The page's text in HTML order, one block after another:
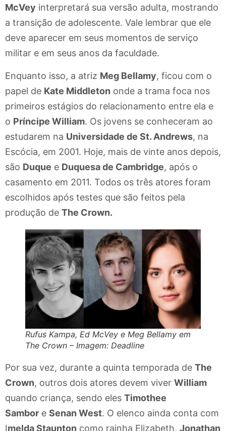
McVey interpretará sua versão adulta, mostrando
a transição de adolescente. Vale lembrar que ele
deve aparecer em seus momentos de serviço
militar e em seus anos da faculdade.
Enquanto isso, a atriz Meg Bellamy, ficou com o
papel de Kate Middleton onde a trama foca nos
primeiros estágios do relacionamento entre ela e
o Príncipe William. Os jovens se conheceram ao
estudarem na Universidade de St. Andrews, na
Escócia, em 2001. Hoje, mais de vinte anos depois,
são Duque e Duquesa de Cambridge, após o
casamento em 2011. Todos os três atores foram
escolhidos após testes que são feitos pela
produção de The Crown.
Rufus Kampa, Ed McVey e Meg Bellamy em
The Crown – Imagem: Deadline
Por sua vez, durante a quinta temporada de The
Crown, outros dois atores devem viver William
quando criança, sendo eles Timothee
Sambor e Senan West. O elenco ainda conta com
Imelda Staunton como rainha Elizabeth, Jonathan